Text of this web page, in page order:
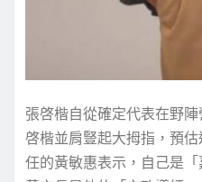
張啓楷自從確定代表在野
啓楷並肩豎起大拇指，預
任的黃敏惠表示，自己是